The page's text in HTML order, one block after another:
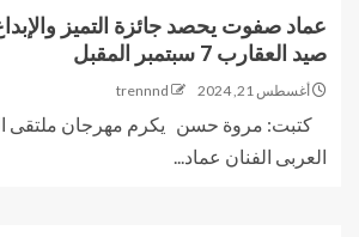
عماد صفوت يحصد جائزة التميز
صيد العقارب 7 سبتمبر المقبل
أغسطس 21, 2024 trennnd
كتبت: مروة حسن يكرم مهرجان ملتقى
العربى الفنان عماد...